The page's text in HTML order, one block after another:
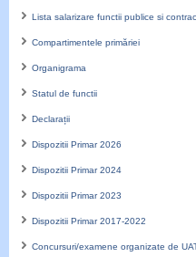
Lista salarizare functii publice si
Compartimentele primăriei
Organigrama
Statul de functii
Declarații
Dispozitii Primar 2026
Dispozitii Primar 2024
Dispozitii Primar 2023
Dispozitii Primar 2017-2022
Concursuri/examene organizate de